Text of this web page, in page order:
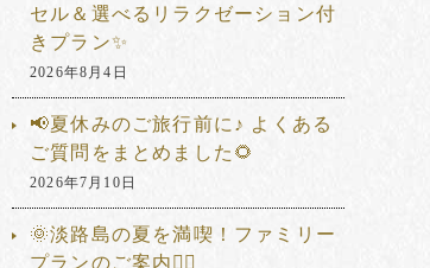
セル＆選べるリラクゼーション付
きプラン✨
2026年8月4日
📢夏休みのご旅行前に♪ よくある
ご質問をまとめました🌻
2026年7月10日
🌞淡路島の夏を満喫！ファミリー
プランのご案内🏊‍♂️